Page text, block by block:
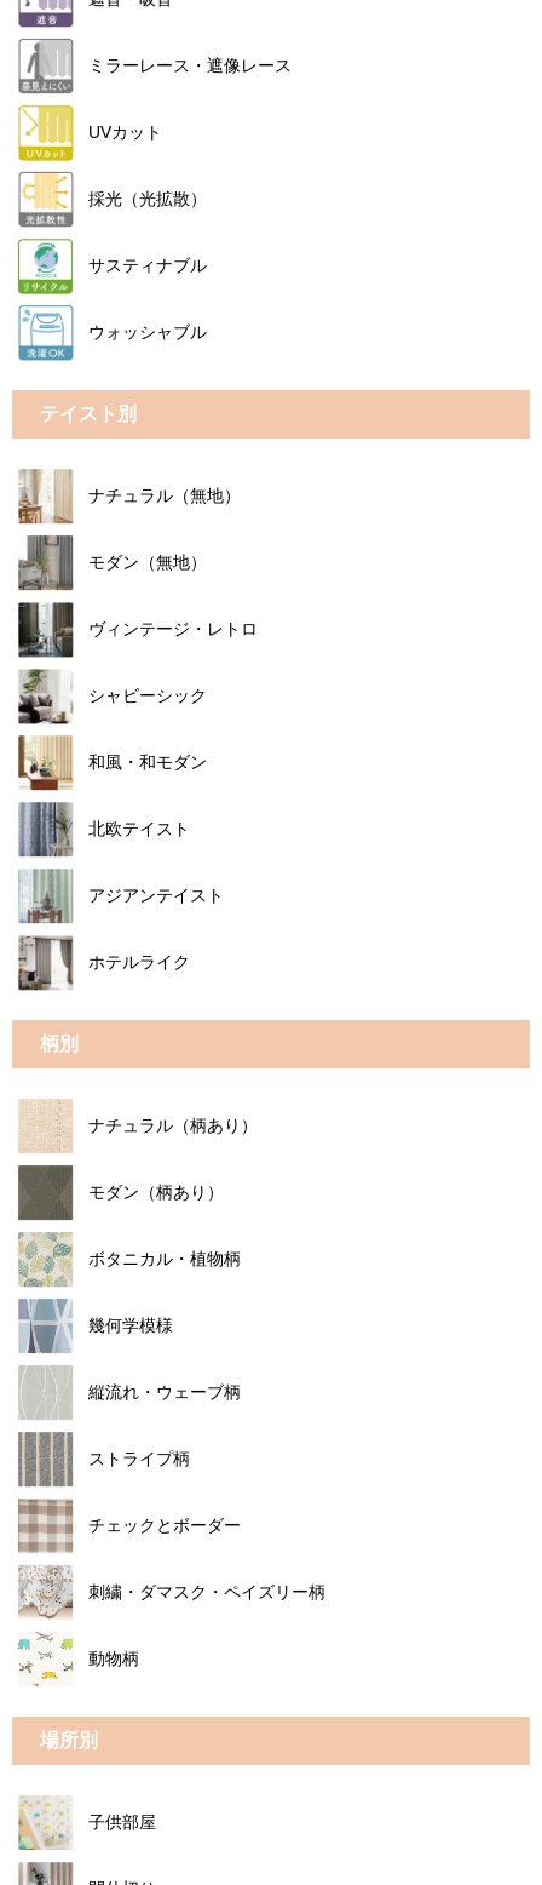
ミラーレース・遮像レース
UVカット
採光（光拡散）
サスティナブル
ウォッシャブル
テイスト別
ナチュラル（無地）
モダン（無地）
ヴィンテージ・レトロ
シャビーシック
和風・和モダン
北欧テイスト
アジアンテイスト
ホテルライク
柄別
ナチュラル（柄あり）
モダン（柄あり）
ボタニカル・植物柄
幾何学模様
縦流れ・ウェーブ柄
ストライプ柄
チェックとボーダー
刺繍・ダマスク・ペイズリー柄
動物柄
場所別
子供部屋